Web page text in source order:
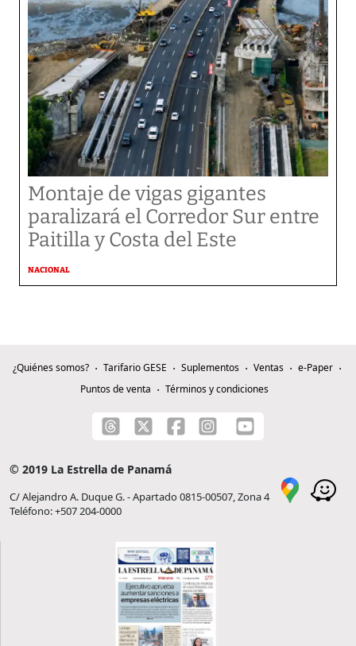
Montaje de vigas gigantes
paralizará el Corredor Sur entre
Paitilla y Costa del Este
NACIONAL
¿Quiénes somos? Tarifario GESE Suplementos Ventas
e-Paper
Puntos de venta
Términos y condiciones
© 2019 La Estrella de Panamá
C/ Alejandro A. Duque G. - Apartado 0815-00507, Zona 4
Teléfono: +507 204-0000